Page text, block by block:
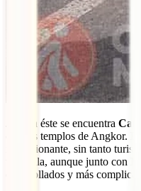
Junto a éste se encuentra
que los templos de Angkor.
impresionante, sin tanto
tranquila, aunque junto con
desarrollados y más